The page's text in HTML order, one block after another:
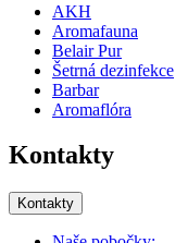
AKH
Aromafauna
Belair Pur
Šetrná dezinfekce
Barbar
Aromaflóra
Kontakty
Kontakty